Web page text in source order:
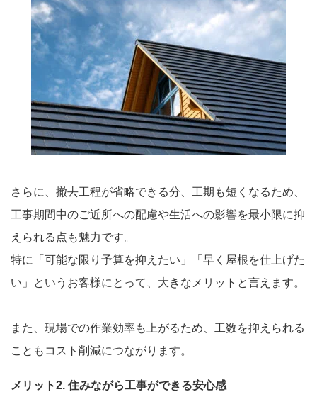
さらに、撤去工程が省略できる分、工期も短くなるため、
工事期間中のご近所への配慮や生活への影響を最小限に抑
えられる点も魅力です。
特に「可能な限り予算を抑えたい」「早く屋根を仕上げた
い」というお客様にとって、大きなメリットと言えます。
また、現場での作業効率も上がるため、工数を抑えられる
こともコスト削減につながります。
メリット2. 住みながら工事ができる安心感